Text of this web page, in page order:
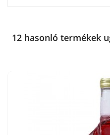
12 hasonló termékek